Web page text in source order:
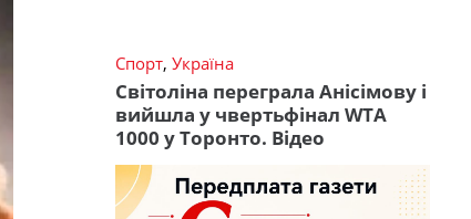
Спорт, Україна
Світоліна переграла Анісімову і
вийшла у чвертьфінал WTA
1000 у Торонто. Відео